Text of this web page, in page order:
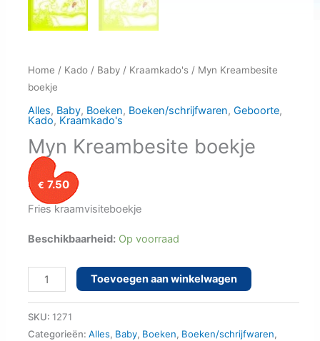
Home / Kado/ Baby/ Kraamkado's/ Myn Kreambesite
boekje
Alles, Baby, Boeken, Boeken/schrijfwaren, Geboorte,
Kado, Kraamkado's
Myn Kreambesite boekje
€ 7.50
Fries kraamvisiteboekje
Beschikbaarheid: Op voorraad
Myn
Kreambesite
boekje
aantal
Toevoegen aan winkelwagen
SKU: 1271
Categorieën: Alles, Baby, Boeken, Boeken/schrijfwaren,